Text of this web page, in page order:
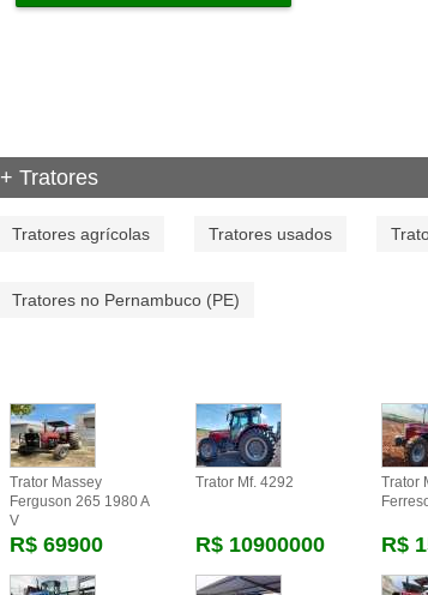
+ Tratores
Tratores agrícolas Tratores usados
Tratores no Pernambuco (PE)
Trator Massey
Ferguson 265 1980 A
V
R$ 69900
Trator Mf. 4292
R$ 10900000
Trator
R$